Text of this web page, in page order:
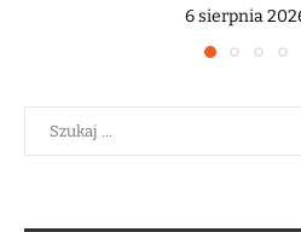
6 sierpnia